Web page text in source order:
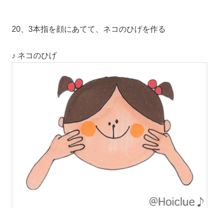
20、3本指を顔にあてて、ネコのひげを作る
♪ ネコのひげ